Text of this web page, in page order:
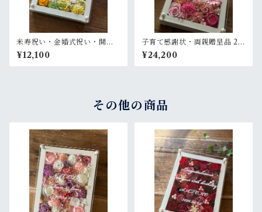
米寿祝い・金婚式祝い・開店
祝い・サロンオープン祝い・
退職祝い【名入れ】プリザー
ブドフラワーアレンジ ウッド
¥12,100
子育て感謝状・両親贈呈品 2個
セット【名入れ】プリザーブ
ドフラワーアレンジ ウッドフ
レーム〈ピンクペア〉結婚式
¥24,200
その他の商品